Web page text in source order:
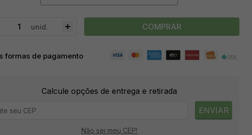
unid. COMPRAR
formas de pagamento
Calcule opções de entrega e retirada
ENVIAR
Não sei meu CEP!